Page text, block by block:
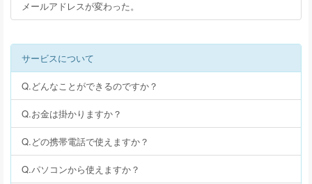
メールアドレスが変わった。
サービスについて
Q.どんなことができるのですか？
Q.お金は掛かりますか？
Q.どの携帯電話で使えますか？
Q.パソコンから使えますか？